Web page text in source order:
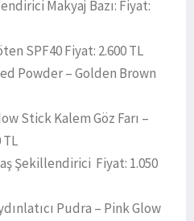
Makyaj Bazı: Fiyat:
SPF40 Fiyat: 2.600 TL
Powder – Golden Brown
Stick Kalem Göz Farı –
TL
Şekillendirici Fiyat: 1.050
Pudra – Pink Glow